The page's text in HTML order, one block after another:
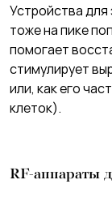
Устройства
тоже на пике
помогает
стимулирует
или, как его
клеток).
RF-аппараты